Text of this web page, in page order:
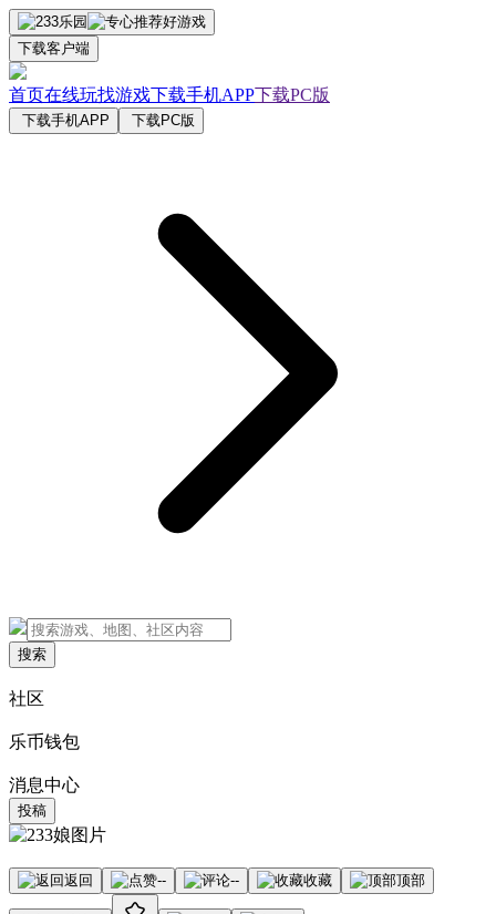
下载客户端
首页在线玩找游戏下载手机APP下载PC版
下载手机APP 下载PC版
搜索
社区
乐币钱包
消息中心
投稿
返回 -- -- 收藏 顶部